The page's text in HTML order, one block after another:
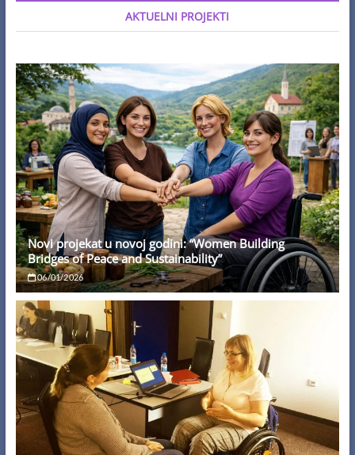
AKTUELNI PROJEKTI
Novi projekat u novoj godini: “Women Building
Bridges of Peace and Sustainability”
06/01/2026